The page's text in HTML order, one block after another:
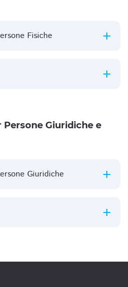
Fisiche
Persone Giuridiche e
Giuridiche